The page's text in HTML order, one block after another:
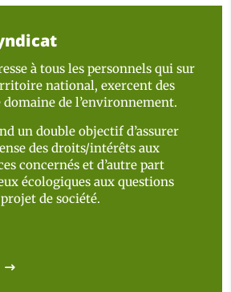
à tous les personnels qui sur
national, exercent des
de l’environnement.
un double objectif d’assurer
des droits/intérêts aux
concernés et d’autre part
écologiques aux questions
de société.